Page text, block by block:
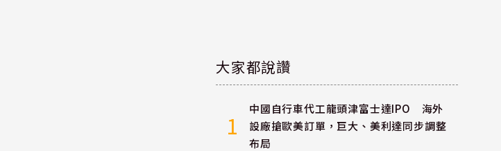
大家都說讚
1
中國自行車代工龍頭津富士達IPO 海外
設廠搶歐美訂單，巨大、美利達同步調整
布局